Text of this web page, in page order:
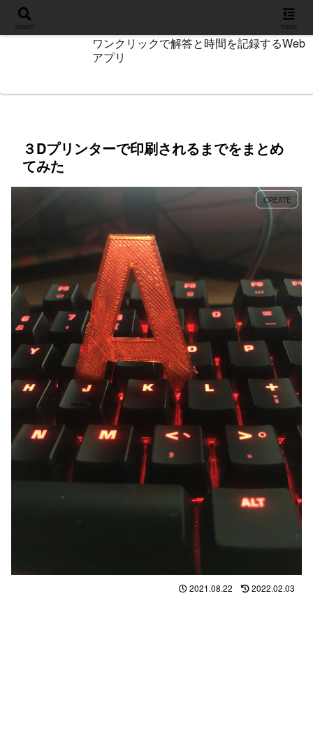
ワンクリックで解答と時間を記録するWeb
アプリ
３Dプリンターで印刷されるまでをまとめ
てみた
CREATE
2021.08.22 2022.02.03
search menu